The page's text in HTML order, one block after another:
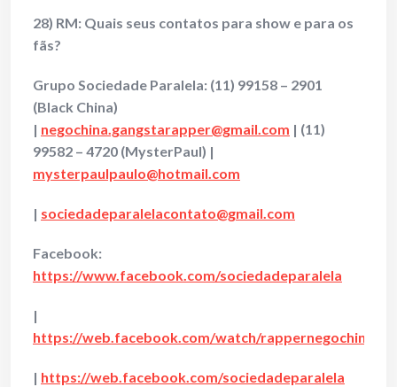
28) RM: Quais seus contatos para show e para os
fãs?
Grupo Sociedade Paralela: (11) 99158 – 2901
(Black China)
| negochina.gangstarapper@gmail.com | (11)
99582 – 4720 (MysterPaul) |
mysterpaulpaulo@hotmail.com
| sociedadeparalelacontato@gmail.com
Facebook:
https://www.facebook.com/sociedadeparalela
|
https://web.facebook.com/watch/
| https://web.facebook.com/sociedadeparalela